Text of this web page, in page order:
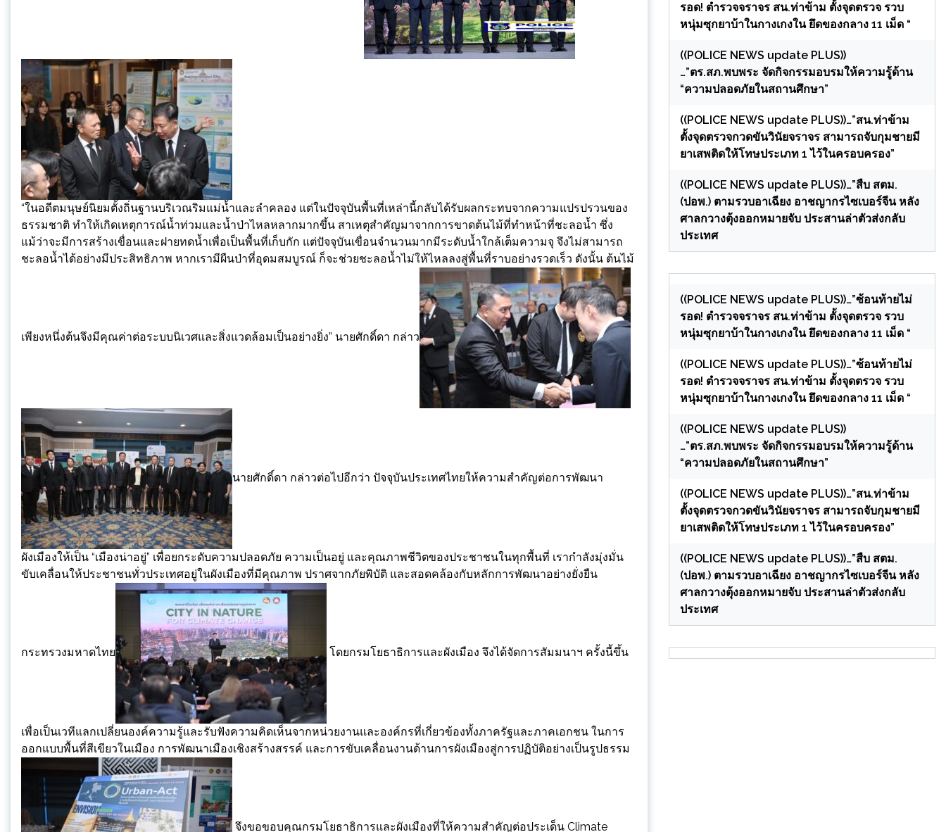
“ในอดีตมนุษย์นิยมตั้งถิ่นฐานบริเวณริมแม่น้ำและลำคลอง แต่ในปัจจุบันพื้นที่เหล่านี้กลับได้รับผลกระทบจากความแปรปรวนของ
ธรรมชาติ ทำให้เกิดเหตุการณ์น้ำท่วมและน้ำป่าไหลหลากมากขึ้น สาเหตุสำคัญมาจากการขาดต้นไม้ที่ทำหน้าที่ชะลอน้ำ ซึ่ง
แม้ว่าจะมีการสร้างเขื่อนและฝายทดน้ำเพื่อเป็นพื้นที่เก็บกัก แต่ปัจจุบันเขื่อนจำนวนมากมีระดับน้ำใกล้เต็มความจุ จึงไม่สามารถ
ชะลอน้ำได้อย่างมีประสิทธิภาพ หากเรามีผืนป่าที่อุดมสมบูรณ์ ก็จะช่วยชะลอน้ำไม่ให้ไหลลงสู่พื้นที่ราบอย่างรวดเร็ว ดังนั้น ต้นไม้
เพียงหนึ่งต้นจึงมีคุณค่าต่อระบบนิเวศและสิ่งแวดล้อมเป็นอย่างยิ่ง” นายศักดิ์ดา กล่าว
นายศักดิ์ดา กล่าวต่อไปอีกว่า ปัจจุบันประเทศไทยให้ความสำคัญต่อการพัฒนา
ผังเมืองให้เป็น “เมืองน่าอยู่” เพื่อยกระดับความปลอดภัย ความเป็นอยู่ และคุณภาพชีวิตของประชาชนในทุกพื้นที่ เรากำลังมุ่งมั่น
ขับเคลื่อนให้ประชาชนทั่วประเทศอยู่ในผังเมืองที่มีคุณภาพ ปราศจากภัยพิบัติ และสอดคล้องกับหลักการพัฒนาอย่างยั่งยืน
กระทรวงมหาดไทย โดยกรมโยธาธิการและผังเมือง จึงได้จัดการสัมมนาฯ ครั้งนี้ขึ้น
เพื่อเป็นเวทีแลกเปลี่ยนองค์ความรู้และรับฟังความคิดเห็นจากหน่วยงานและองค์กรที่เกี่ยวข้องทั้งภาครัฐและภาคเอกชน ในการ
ออกแบบพื้นที่สีเขียวในเมือง การพัฒนาเมืองเชิงสร้างสรรค์ และการขับเคลื่อนงานด้านการผังเมืองสู่การปฏิบัติอย่างเป็นรูปธรรม
จึงขอขอบคุณกรมโยธาธิการและผังเมืองที่ให้ความสำคัญต่อประเด็น Climate
รอด! ตำรวจจราจร สน.ท่าข้าม ตั้งจุดตรวจ รวบ
หนุ่มซุกยาบ้าในกางเกงใน ยึดของกลาง 11 เม็ด “
((POLICE NEWS update PLUS))
…”ตร.สภ.พบพระ จัดกิจกรรมอบรมให้ความรู้ด้าน
“ความปลอดภัยในสถานศึกษา”
((POLICE NEWS update PLUS))…”สน.ท่าข้าม
ตั้งจุดตรวจกวดขันวินัยจราจร สามารถจับกุมชายมี
ยาเสพติดให้โทษประเภท 1 ไว้ในครอบครอง”
((POLICE NEWS update PLUS))…”สืบ สตม.
(ปอพ.) ตามรวบอาเฉียง อาชญากรไซเบอร์จีน หลัง
ศาลกวางตุ้งออกหมายจับ ประสานล่าตัวส่งกลับ
ประเทศ
((POLICE NEWS update PLUS))…”ซ้อนท้ายไม่
รอด! ตำรวจจราจร สน.ท่าข้าม ตั้งจุดตรวจ รวบ
หนุ่มซุกยาบ้าในกางเกงใน ยึดของกลาง 11 เม็ด “
((POLICE NEWS update PLUS))…”ซ้อนท้ายไม่
รอด! ตำรวจจราจร สน.ท่าข้าม ตั้งจุดตรวจ รวบ
หนุ่มซุกยาบ้าในกางเกงใน ยึดของกลาง 11 เม็ด “
((POLICE NEWS update PLUS))
…”ตร.สภ.พบพระ จัดกิจกรรมอบรมให้ความรู้ด้าน
“ความปลอดภัยในสถานศึกษา”
((POLICE NEWS update PLUS))…”สน.ท่าข้าม
ตั้งจุดตรวจกวดขันวินัยจราจร สามารถจับกุมชายมี
ยาเสพติดให้โทษประเภท 1 ไว้ในครอบครอง”
((POLICE NEWS update PLUS))…”สืบ สตม.
(ปอพ.) ตามรวบอาเฉียง อาชญากรไซเบอร์จีน หลัง
ศาลกวางตุ้งออกหมายจับ ประสานล่าตัวส่งกลับ
ประเทศ